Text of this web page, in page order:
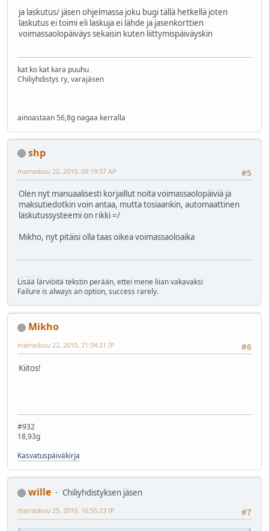
ja laskutus/ jäsen ohjelmassa joku bugi tällä hetkellä joten
laskutus ei toimi eli laskuja ei lähde ja jasenkorttien
voimassaolopäiväys sekaisin kuten liittymispäiväyskin
kat ko kat kara puuhu
Chiliyhdistys ry, varajäsen
ainoastaan 56,8g nagaa kerralla
shp
#5
marraskuu 22, 2010, 09:19:37 AP
Olen nyt manuaalisesti korjaillut noita voimassaolopäiviä ja
maksutiedotkin voin antaa, mutta tosiaankin, automaattinen
laskutussysteemi on rikki =/
Mikho, nyt pitäisi olla taas oikea voimassaoloaika
Lisää lärviöitä tekstin perään, ettei mene liian vakavaksi
Failure is always an option, success rarely.
Mikho
#6
marraskuu 22, 2010, 21:04:21 IP
Kiitos!
#932
18,93g
Kasvatuspäiväkirja
wille
Chiliyhdistyksen jäsen
#7
marraskuu 25, 2010, 16:55:23 IP